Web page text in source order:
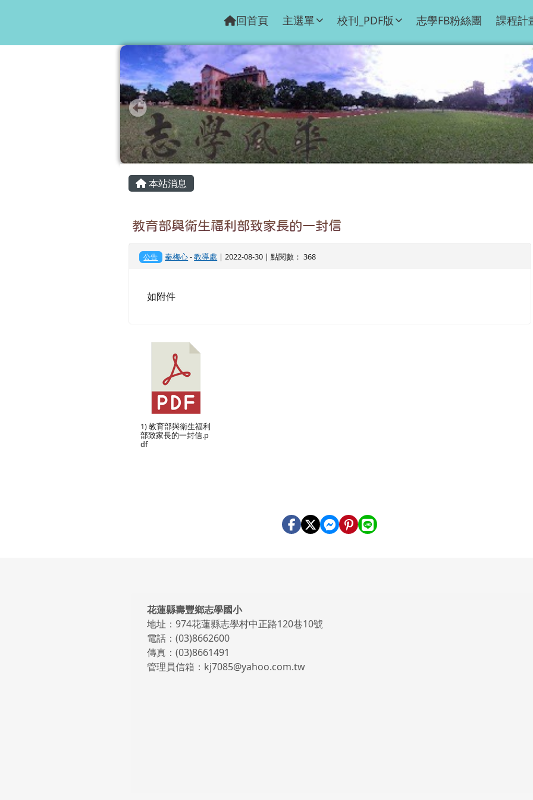
回首頁 主選單 校刊_PDF版 志學FB粉絲團 課程計
主內容區域
本站消息
教育部與衛生福利部致家長的一封信
公告 秦梅心-教導處 | 2022-08-30 | 點閱數： 368
如附件
1) 教育部與衛生福利
部致家長的一封信.p
df
頁尾區域內容
花蓮縣壽豐鄉志學國小
地址：974花蓮縣志學村中正路120巷10號
電話：(03)8662600
傳真：(03)8661491
管理員信箱：kj7085@yahoo.com.tw